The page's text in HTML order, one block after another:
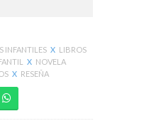
INFANTILES X LIBROS
X NOVELA
X RESEÑA